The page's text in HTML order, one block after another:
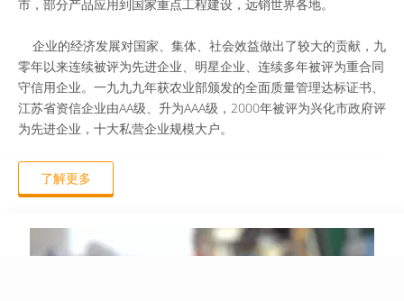
企业从创办以来由小到大，由弱到强，经历了四次体制改革，企业
的经济发展持续稳定，运行状态良好。产品遍布全国各大，中小城
市，部分产品应用到国家重点工程建设，远销世界各地。
企业的经济发展对国家、集体、社会效益做出了较大的贡献，九
零年以来连续被评为先进企业、明星企业、连续多年被评为重合同
守信用企业。一九九九年获农业部颁发的全面质量管理达标证书、
江苏省资信企业由AA级、升为AAA级，2000年被评为兴化市政府评
为先进企业，十大私营企业规模大户。
了解更多